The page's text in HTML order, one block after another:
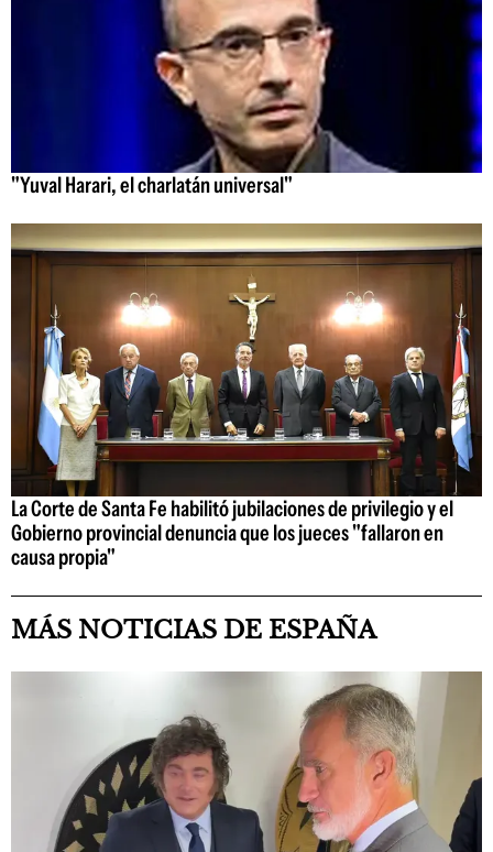
"Yuval Harari, el charlatán universal"
La Corte de Santa Fe habilitó jubilaciones de privilegio y el
Gobierno provincial denuncia que los jueces "fallaron en
causa propia"
MÁS NOTICIAS DE ESPAÑA